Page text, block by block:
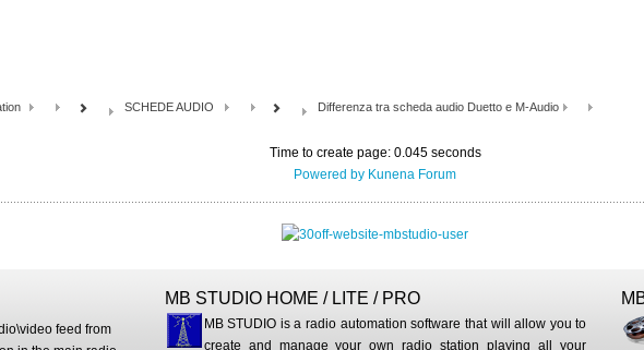
SCHEDE AUDIO Differenza tra scheda audio Duetto e M-Audio
Time to create page: 0.045 seconds
Powered by Kunena Forum
feed from
MB STUDIO HOME / LITE / PRO
MB STUDIO is a radio automation software that will allow you to
create and manage your own radio station playing all your